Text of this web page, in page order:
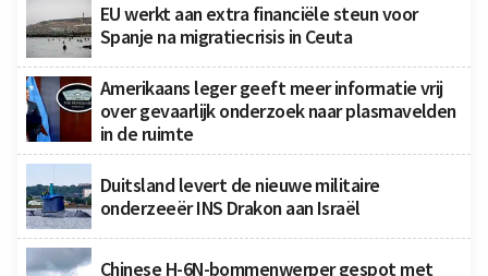
EU werkt aan extra financiële steun voor
Spanje na migratiecrisis in Ceuta
Amerikaans leger geeft meer informatie vrij
over gevaarlijk onderzoek naar plasmavelden
in de ruimte
Duitsland levert de nieuwe militaire
onderzeeër INS Drakon aan Israël
Chinese H-6N-bommenwerper gespot met